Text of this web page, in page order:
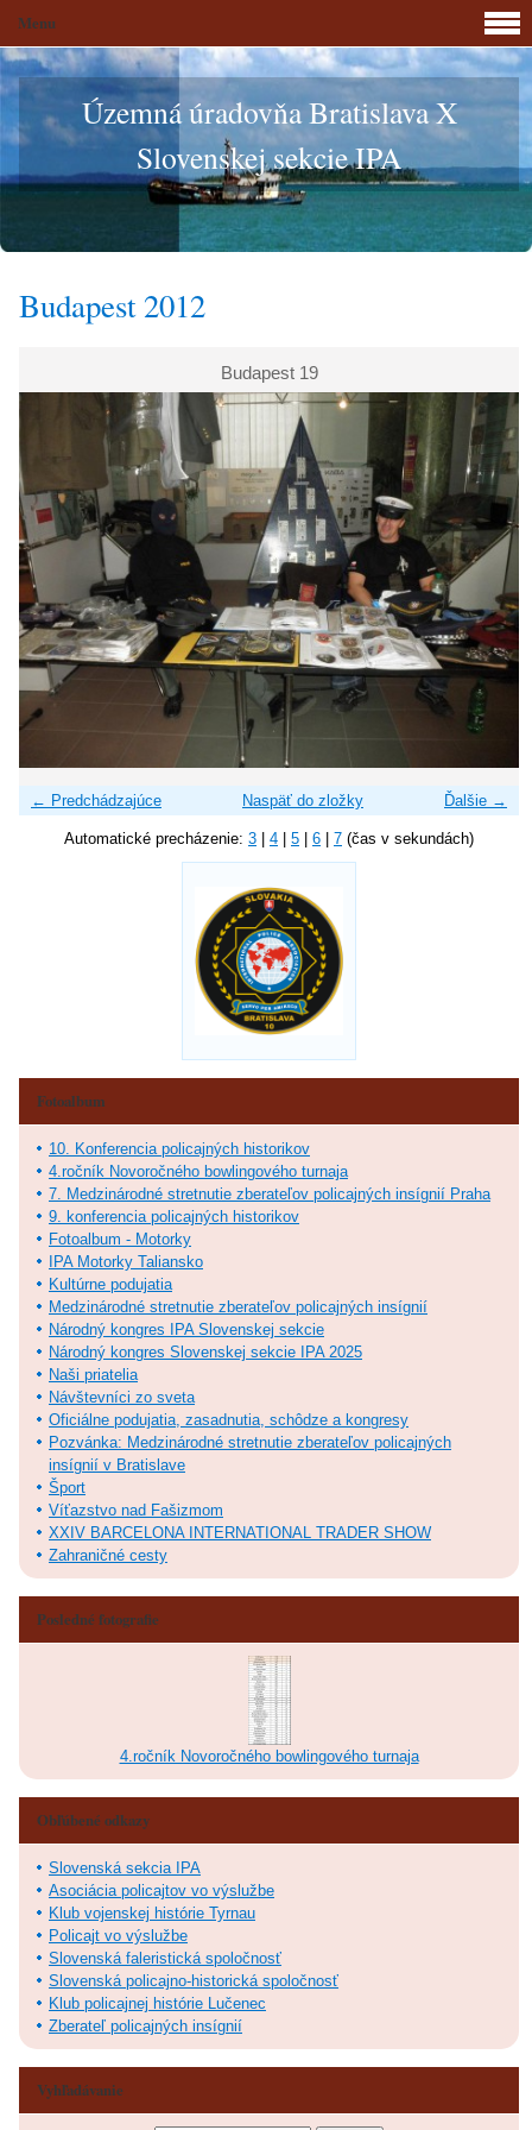
Územná úradovňa Bratislava X
Slovenskej sekcie IPA
Budapest 2012
Budapest 19
← Predchádzajúce Ďalšie →
Naspäť do zložky
Automatické precházenie: 3 4 5 6 7 (čas v sekundách)
Menu
Fotoalbum
10. Konferencia policajných historikov
4.ročník Novoročného bowlingového turnaja
7. Medzinárodné stretnutie zberateľov policajných insígnií Praha
9. konferencia policajných historikov
Fotoalbum - Motorky
IPA Motorky Taliansko
Kultúrne podujatia
Medzinárodné stretnutie zberateľov policajných insígnií
Národný kongres IPA Slovenskej sekcie
Národný kongres Slovenskej sekcie IPA 2025
Naši priatelia
Návštevníci zo sveta
Oficiálne podujatia, zasadnutia, schôdze a kongresy
Pozvánka: Medzinárodné stretnutie zberateľov policajných
insígnií v Bratislave
Šport
Víťazstvo nad Fašizmom
XXIV BARCELONA INTERNATIONAL TRADER SHOW
Zahraničné cesty
Posledné fotografie
4.ročník Novoročného bowlingového turnaja
Obľúbené odkazy
Slovenská sekcia IPA
Asociácia policajtov vo výslužbe
Klub vojenskej histórie Tyrnau
Policajt vo výslužbe
Slovenská faleristická spoločnosť
Slovenská policajno-historická spoločnosť
Klub policajnej histórie Lučenec
Zberateľ policajných insígnií
Vyhľadávanie